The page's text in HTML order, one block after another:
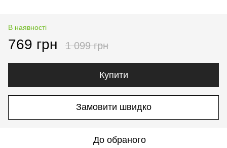
В наявності
769 грн 1 099 грн
Купити
Замовити швидко
До обраного